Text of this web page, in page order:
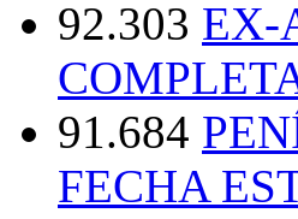
92.303 EX-
91.684
FECHA